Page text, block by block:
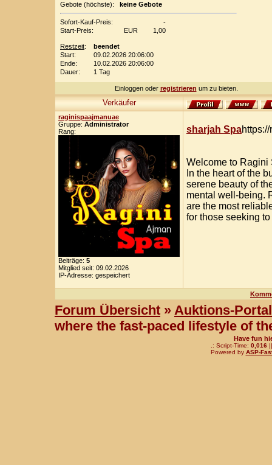
Gebote (höchste):
keine Gebote
Sofort-Kauf-Preis:
-
Start-Preis:
EUR 1,00
Restzeit:
beendet
Start:
09.02.2026 20:06:00
Ende:
10.02.2026 20:06:00
Dauer:
1 Tag
Einloggen oder registrieren um zu bieten.
Verkäufer
raginispaajmanuae
Gruppe: Administrator
Rang:
Beiträge: 5
Mitglied seit: 09.02.2026
IP-Adresse: gespeichert
sharjah Spa
Welcome to Ragini
In the heart of the
serene beauty of
mental well-being.
are the most
for those seeking
Forum Übersicht » Auktions-Portal
where the fast-paced lifestyle of
Have fun
.: Script-Time: 0,016||
Powered by ASP-